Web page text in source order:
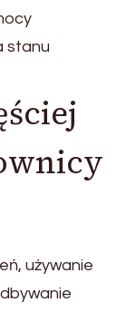
stanu
używanie